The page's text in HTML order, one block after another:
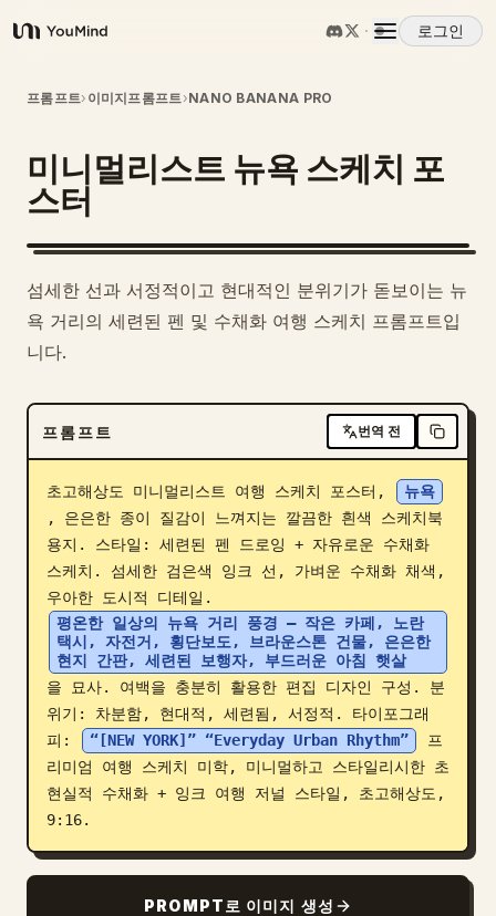
YouMind
로그인
개요
사용 사례
스킬
프롬프트
다운로드
블로그
업데이트
프롬프트› 이미지프롬프트›NANO BANANA PRO
미니멀리스트 뉴욕 스케치 포
스터
섬세한 선과 서정적이고 현대적인 분위기가 돋보이는 뉴
욕 거리의 세련된 펜 및 수채화 여행 스케치 프롬프트입
니다.
프롬프트 번역 전
초고해상도 미니멀리스트 여행 스케치 포스터,
뉴욕
, 은은한 종이 질감이 느껴지는 깔끔한 흰색 스케치북
용지. 스타일: 세련된 펜 드로잉 + 자유로운 수채화
스케치. 섬세한 검은색 잉크 선, 가벼운 수채화 채색,
우아한 도시적 디테일.
평온한 일상의 뉴욕 거리 풍경 — 작은 카페, 노란
택시, 자전거, 횡단보도, 브라운스톤 건물, 은은한
현지 간판, 세련된 보행자, 부드러운 아침 햇살
을 묘사. 여백을 충분히 활용한 편집 디자인 구성. 분
위기: 차분함, 현대적, 세련됨, 서정적. 타이포그래
피:
“[NEW YORK]” “Everyday Urban Rhythm”
프
리미엄 여행 스케치 미학, 미니멀하고 스타일리시한 초
현실적 수채화 + 잉크 여행 저널 스타일, 초고해상도,
9:16.
PROMPT로 이미지 생성